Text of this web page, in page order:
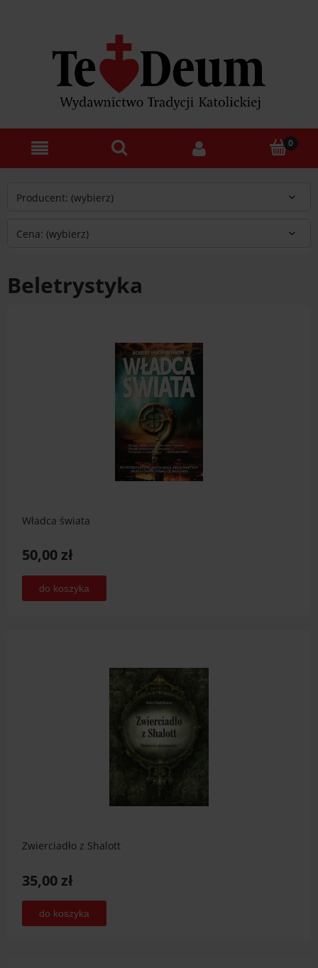
Producent: (wybierz)
Cena: (wybierz)
Beletrystyka
Władca świata
50,00 zł
do koszyka
Zwierciadło z Shalott
35,00 zł
do koszyka